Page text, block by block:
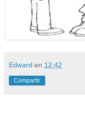
Edward en 12:42
Compartir